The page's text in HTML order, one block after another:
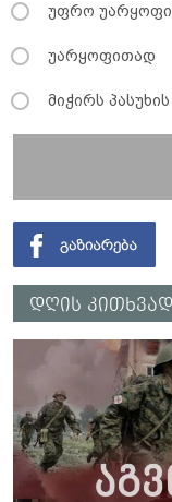
უფრო
უარყოფითად
მიჭირს
დღის